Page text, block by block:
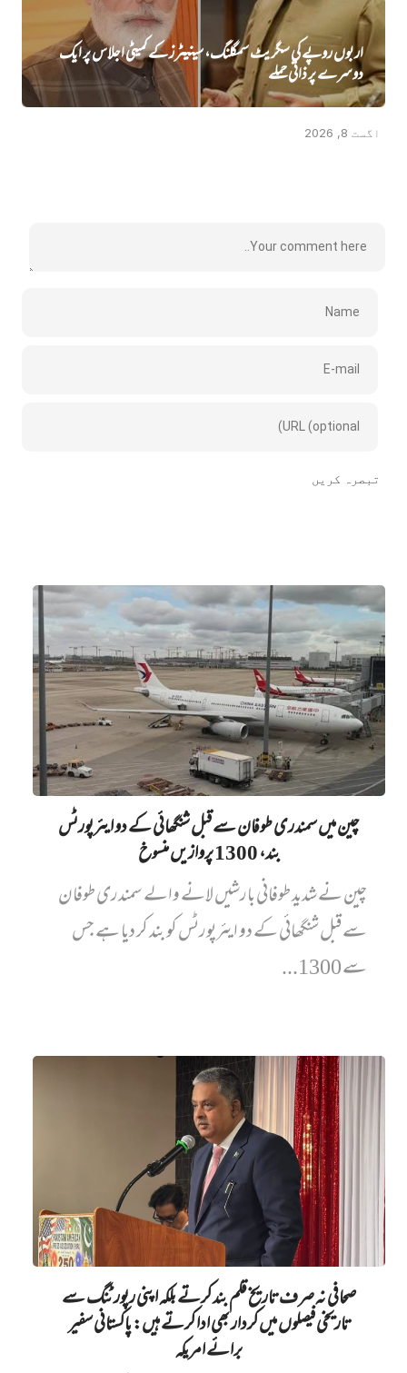
اربوں روپے کی سگریٹ سمگلنگ، سینیٹرز کے کمیٹی اجلاس پر ایک
دوسرے پر ذاتی حملے
اگست 8, 2026
چین میں‌ سمندری طوفان سے قبل شنگھائی کے دو ایئرپورٹس
بند، 1300 پروازیں‌ منسوخ
چین نے شدید طوفانی بارشیں لانے والے سمندری طوفان
سے قبل شنگھائی کے دو ایئرپورٹس کو بند کر دیا ہے جس
سے 1300...
صحافی نہ صرف تاریخ قلم بند کرتے بلکہ اپنی رپورٹنگ سے
تاریخی فیصلوں میں کردار بھی ادا کرتے ہیں: پاکستانی سفیر
برائے امریکہ